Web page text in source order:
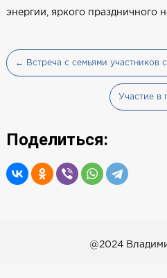
энергии, яркого праздничного
← Встреча с семьями участников
Участие в
Поделиться:
@2024